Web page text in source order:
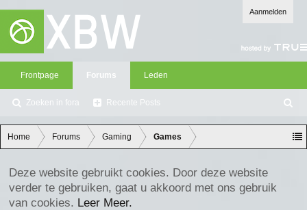
Aanmelden
Frontpage Forums
Zoeken in fora Recente Posts
Leden
oe
ke
n
Home Forums Gaming Games
Deze website gebruikt cookies. Door deze website
verder te gebruiken, gaat u akkoord met ons gebruik
van cookies. Leer Meer.